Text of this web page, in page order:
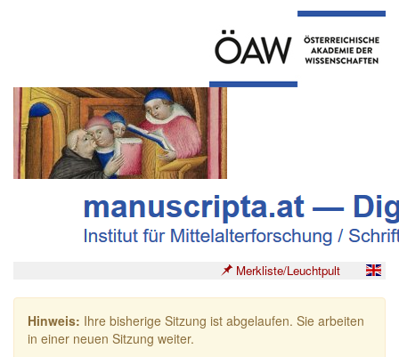
Merkliste/Leuchtpult
Hinweis: Ihre bisherige Sitzung ist abgelaufen. Sie arbeiten
in einer neuen Sitzung weiter.